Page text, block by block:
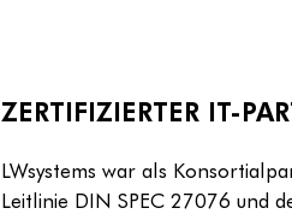
ZERTIFIZIERTER IT-
LWsystems war als
Leitlinie DIN SPEC 27076 und